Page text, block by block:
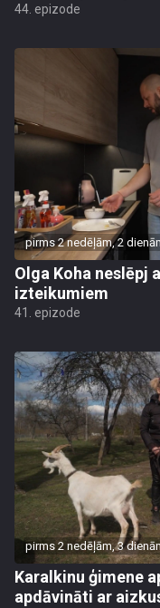
44. epizode
pirms 2 nedēļām, 2
Olga Koha neslēpj
izteikumiem
41. epizode
pirms 2 nedēļām, 3
Karalkinu ģimene
apdāvināti ar